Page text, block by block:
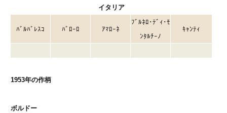
イタリア
ﾊﾞﾙﾊﾞﾚｽｺ ﾊﾞﾛｰﾛ ｱﾏﾛｰﾈ
ﾌﾞﾙﾈﾛ･ﾃﾞｨ･ﾓ
ﾝﾀﾙﾁｰﾉ
ｷｬﾝﾃｨ
1953年の作柄
ボルドー